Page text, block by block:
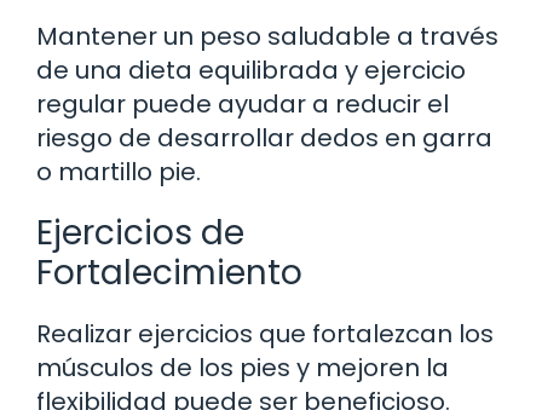
Mantener un peso saludable a través
de una dieta equilibrada y ejercicio
regular puede ayudar a reducir el
riesgo de desarrollar dedos en garra
o martillo pie.
Ejercicios de
Fortalecimiento
Realizar ejercicios que fortalezcan los
músculos de los pies y mejoren la
flexibilidad puede ser beneficioso.